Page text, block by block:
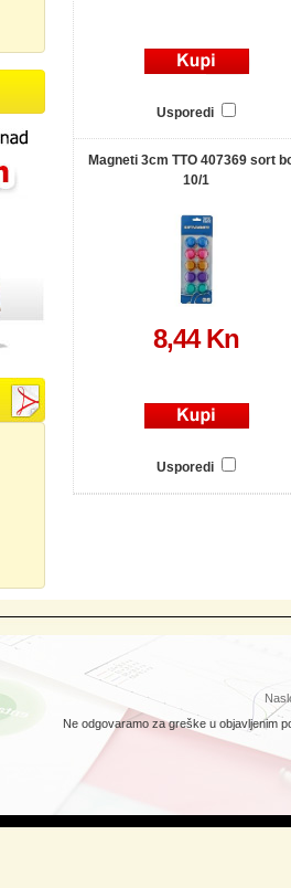
Usporedi
Magneti 3cm TTO 407369 sort
10/1
8,44 Kn
Usporedi
Ne odgovaramo za greške u objavljenim